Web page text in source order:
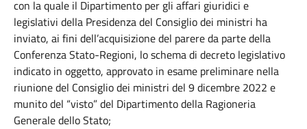
con la quale il Dipartimento per gli affari giuridici e
legislativi della Presidenza del Consiglio dei ministri ha
inviato, ai fini dell’acquisizione del parere da parte della
Conferenza Stato-Regioni, lo schema di decreto legislativo
indicato in oggetto, approvato in esame preliminare nella
riunione del Consiglio dei ministri del 9 dicembre 2022 e
munito del “visto” del Dipartimento della Ragioneria
Generale dello Stato;